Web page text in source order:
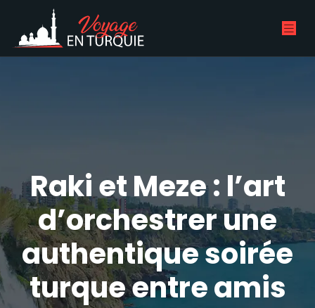
Raki et Meze : l’art
d’orchestrer une
authentique soirée
turque entre amis